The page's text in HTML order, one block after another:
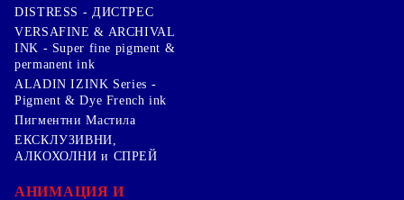
DISTRESS - ДИСТРЕС
VERSAFINE & ARCHIVAL
INK - Super fine pigment &
permanent ink
ALADIN IZINK Series -
Pigment & Dye French ink
Пигментни Мастила
ЕКСКЛУЗИВНИ,
АЛКОХОЛНИ и СПРЕЙ
АНИМАЦИЯ И